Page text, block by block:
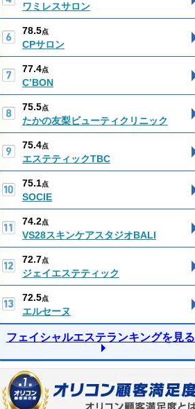
ワミレスサロン
78.5点
CPサロン
77.4点
C’BON
75.5点
たかの友梨ビューティクリニック
75.4点
エステティックTBC
75.1点
SOCIE
74.2点
VS28スキンケアスタジオBALI
72.7点
ジェイエステティック
72.5点
エルセーヌ
フェイシャルエステランキングを見る